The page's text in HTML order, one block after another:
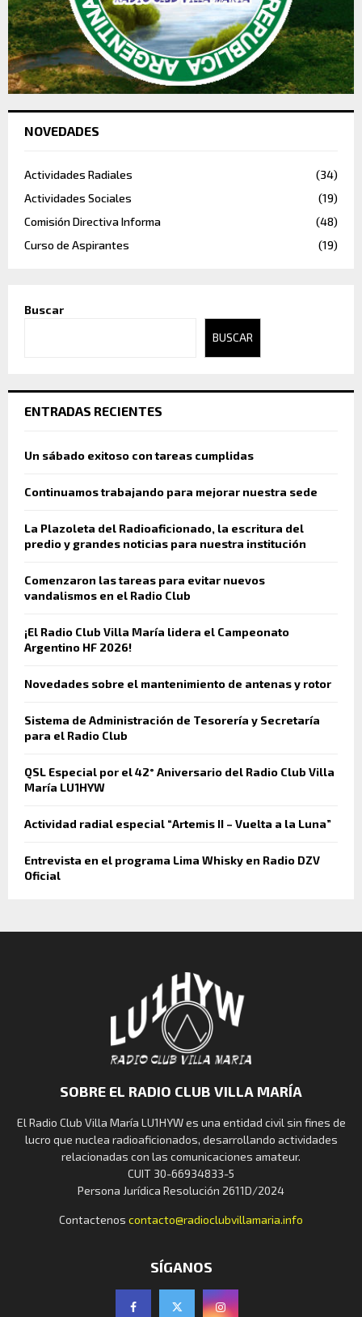
NOVEDADES
Actividades Radiales
(34)
Actividades Sociales
(19)
Comisión Directiva Informa
(48)
Curso de Aspirantes
(19)
Buscar
BUSCAR
ENTRADAS RECIENTES
Un sábado exitoso con tareas cumplidas
Continuamos trabajando para mejorar nuestra sede
La Plazoleta del Radioaficionado, la escritura del
predio y grandes noticias para nuestra institución
Comenzaron las tareas para evitar nuevos
vandalismos en el Radio Club
¡El Radio Club Villa María lidera el Campeonato
Argentino HF 2026!
Novedades sobre el mantenimiento de antenas y rotor
Sistema de Administración de Tesorería y Secretaría
para el Radio Club
QSL Especial por el 42° Aniversario del Radio Club Villa
María LU1HYW
Actividad radial especial “Artemis II – Vuelta a la Luna”
Entrevista en el programa Lima Whisky en Radio DZV
Oficial
SOBRE EL RADIO CLUB VILLA MARÍA
El Radio Club Villa María LU1HYW es una entidad civil sin fines de
lucro que nuclea radioaficionados, desarrollando actividades
relacionadas con las comunicaciones amateur.
CUIT 30-66934833-5
Persona Jurídica Resolución 2611D/2024
Contactenos contacto@radioclubvillamaria.info
SÍGANOS